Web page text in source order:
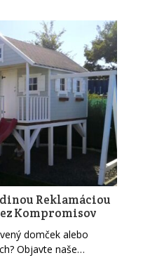
Reklamáciou
Kompromisov
domček alebo
Objavte naše…